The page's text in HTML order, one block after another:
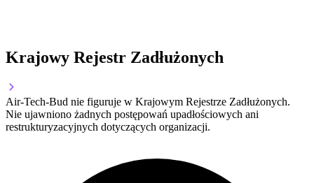
Krajowy Rejestr Zadłużonych
Air-Tech-Bud nie figuruje w Krajowym Rejestrze Zadłużonych.
Nie ujawniono żadnych postępowań upadłościowych ani
restrukturyzacyjnych dotyczących organizacji.